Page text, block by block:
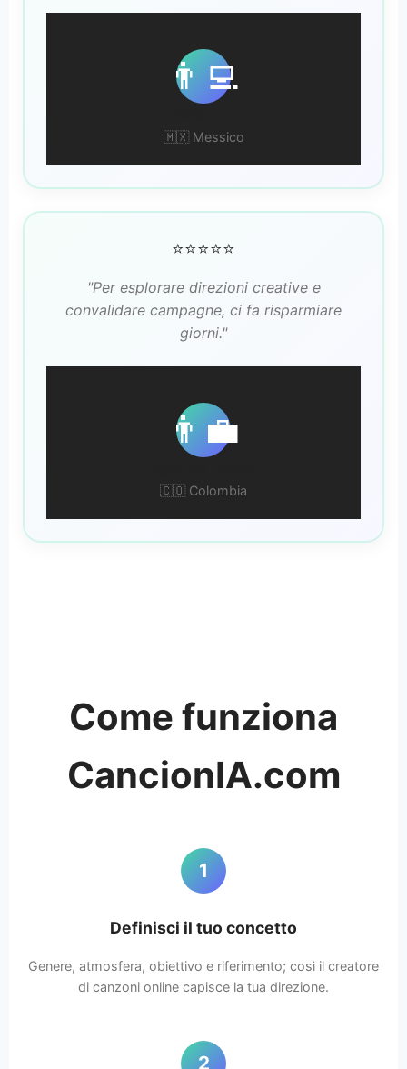
👨‍💻
🇲🇽 Messico
⭐⭐⭐⭐⭐
"Per esplorare direzioni creative e
convalidare campagne, ci fa risparmiare
giorni."
👨‍💼
🇨🇴 Colombia
Come funziona
CancionIA.com
1
Definisci il tuo concetto
Genere, atmosfera, obiettivo e riferimento; così il creatore
di canzoni online capisce la tua direzione.
2